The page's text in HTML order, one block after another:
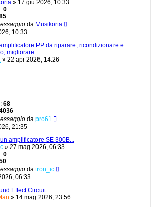
» 17 giu 2026, 10:33
0
da Musikorta
10:33
PP da riparare, ricondizionare e
migliorare.
» 22 apr 2026, 14:26
68
da pro61
21:35
amplificatore SE 300B...
» 27 mag 2026, 06:33
0
da tron_ic
06:33
Effect Circuit
» 14 mag 2026, 23:56